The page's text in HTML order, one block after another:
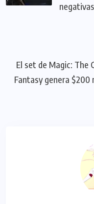
El set de Magic: The
Fantasy genera $200